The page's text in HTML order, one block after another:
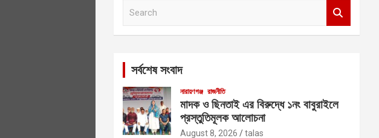
সর্বশেষ সংবাদ
নারায়ণগঞ্জ রাজনীতি
মাদক ও ছিনতাই এর বিরুদ্ধে ১নং বাবুরাইলে
প্রস্তুতিমূলক আলোচনা
August 8, 2026 talas